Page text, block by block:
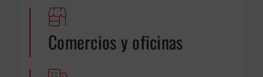
Comercios y oficinas